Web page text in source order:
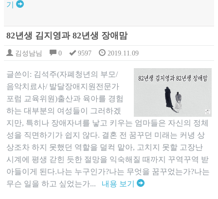
기
82년생 김지영과 82년생 장애맘
김성남님 0 9597 2019.11.09
글쓴이: 김석주(자폐청년의 부모/
음악치료사/ 발달장애지원전문가
포럼 교육위원)출산과 육아를 경험
하는 대부분의 여성들이 그러하겠
지만, 특히나 장애자녀를 낳고 키우는 엄마들은 자신의 정체
성을 직면하기가 쉽지 않다. 결혼 전 꿈꾸던 미래는 커녕 상
상조차 하지 못했던 역할을 덜컥 맡아, 고치지 못할 고장난
시계에 평생 갇힌 듯한 절망을 익숙해질 때까지 꾸역꾸역 받
아들이게 된다.나는 누구인가?나는 무엇을 꿈꾸었는가?나는
무슨 일을 하고 싶었는가... 내용 보기